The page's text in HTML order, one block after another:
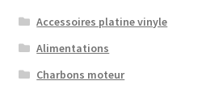
Accessoires platine vinyle
Alimentations
Charbons moteur